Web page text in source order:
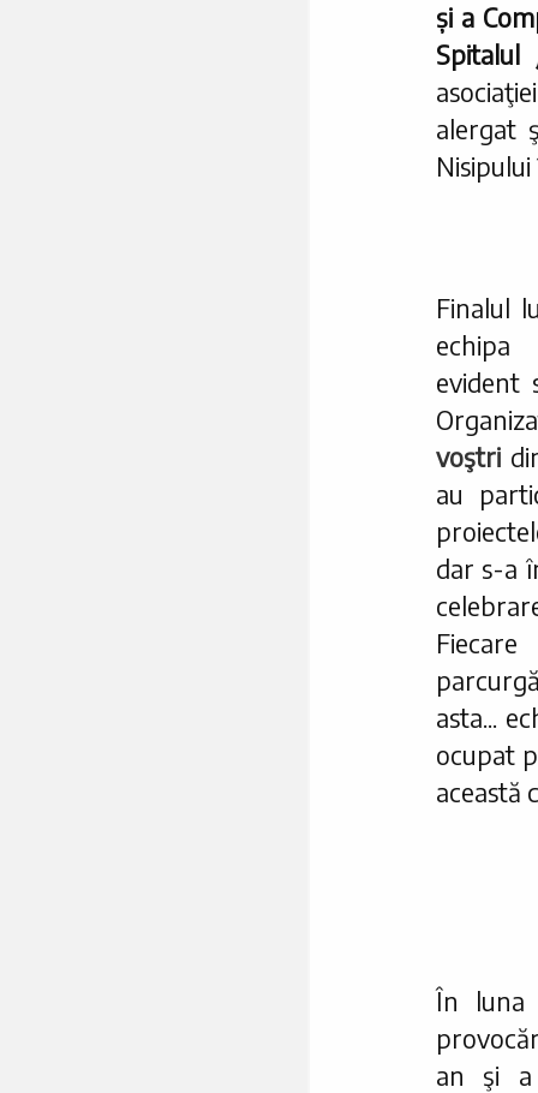
și a
Spitalul
alergat
Nisipului
Finalul
evident
voştri
au
dar s-a
asta...
ocupat
această
În luna
an şi